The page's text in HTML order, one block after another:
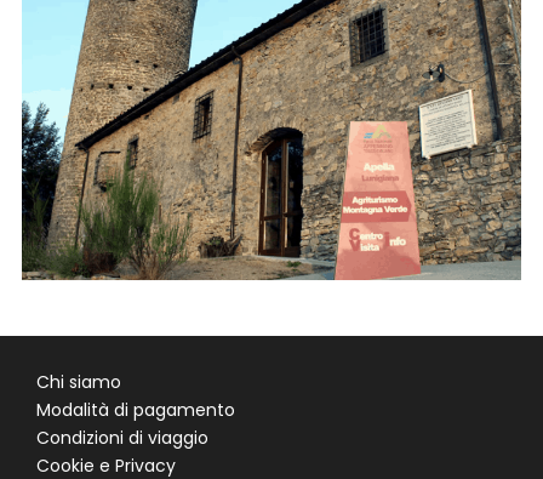
Chi siamo
Modalità di pagamento
Condizioni di viaggio
Cookie e Privacy